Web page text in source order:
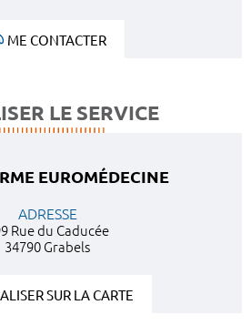
ME CONTACTER
LE SERVICE
EUROMÉDECINE
ADRESSE
Rue du Caducée
34790 Grabels
SUR LA CARTE